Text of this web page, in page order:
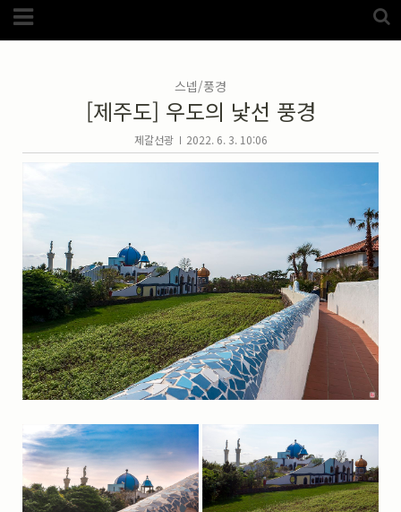
Category
(5989)
(18)
러시아(75)
(52)
스웨덴
(170)
백두산 (17)
터키(68)
포르투갈(32)
핀란드(14)
필리핀(38)
스넵(3825)
풍경(2217)
인물(201)
크로즈업(1140)
성당_성지(89)
故최규동(7)
가족(606)
친구(267)
스넵/풍경
[제주도] 우도의 낯선 풍경
제갈선광 2022. 6. 3. 10:06